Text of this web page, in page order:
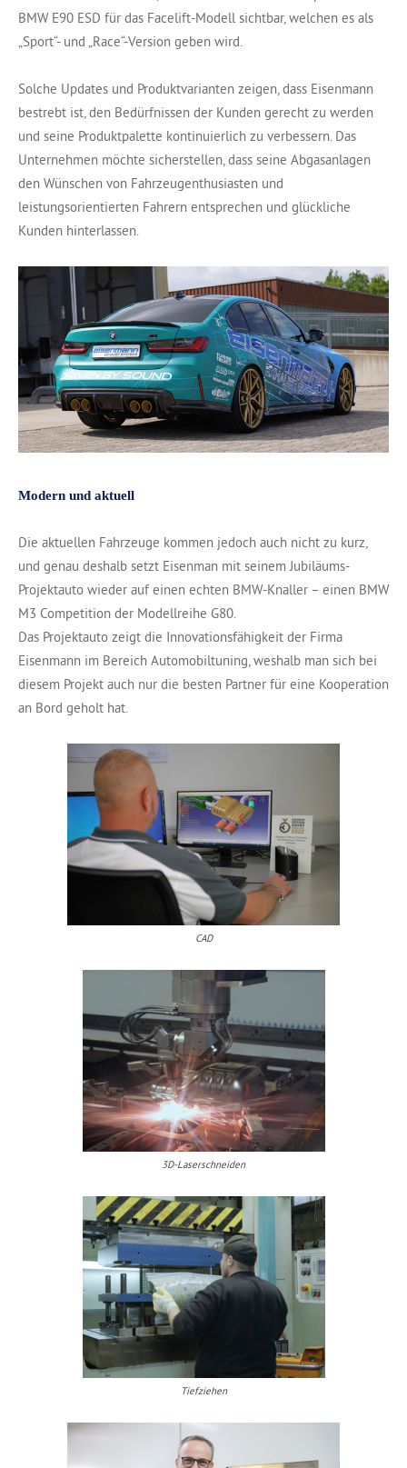
BMW E90 ESD für das Facelift-Modell sichtbar, welchen es als
„Sport“- und „Race“-Version geben wird.
Solche Updates und Produktvarianten zeigen, dass Eisenmann
bestrebt ist, den Bedürfnissen der Kunden gerecht zu werden
und seine Produktpalette kontinuierlich zu verbessern. Das
Unternehmen möchte sicherstellen, dass seine Abgasanlagen
den Wünschen von Fahrzeugenthusiasten und
leistungsorientierten Fahrern entsprechen und glückliche
Kunden hinterlassen.
Modern und aktuell
Die aktuellen Fahrzeuge kommen jedoch auch nicht zu kurz,
und genau deshalb setzt Eisenman mit seinem Jubiläums-
Projektauto wieder auf einen echten BMW-Knaller – einen BMW
M3 Competition der Modellreihe G80.
Das Projektauto zeigt die Innovationsfähigkeit der Firma
Eisenmann im Bereich Automobiltuning, weshalb man sich bei
diesem Projekt auch nur die besten Partner für eine Kooperation
an Bord geholt hat.
CAD
3D-Laserschneiden
Tiefziehen